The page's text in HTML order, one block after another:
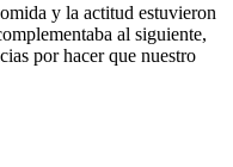
y la actitud estuvieron
al siguiente,
por hacer que nuestro